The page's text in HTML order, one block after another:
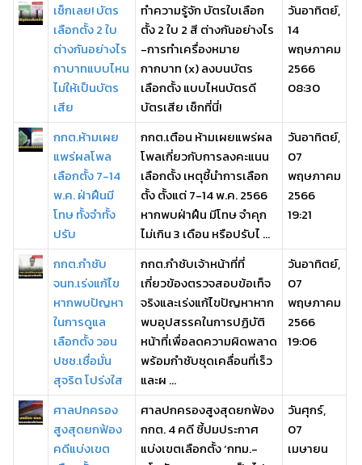
เช็กเลย! บัตร
เลือกตั้ง 2 ใบ
ต่างกันอย่างไร
กาบาทแบบไหน
ไม่ให้เป็นบัตร
เสีย
ทำความรู้จัก บัตรใบเลือก
ตั้ง 2 ใบ 2 สี ต่างกันอย่างไร
-การทำเครื่องหมาย
กากบาท (x) ลงบนบัตร
เลือกตั้ง แบบไหนบัตรดี
บัตรเสีย เช็กที่นี่!
วันอาทิตย์,
14
พฤษภาคม
2566
08:30
กกต.ห้ามเผย
แพร่ผลโพล
เลือกตั้ง 7-14
พ.ค. ฝ่าฝืนมี
โทษ ทั้งจำทั้ง
ปรับ
กกต.เตือน ห้ามเผยแพร่ผล
โพลเกี่ยวกับการลงคะแนน
เลือกตั้ง เหตุชี้นำการเลือก
ตั้ง ตั้งแต่ 7-14 พ.ค. 2566
หากพบฝ่าฝืน มีโทษ จําคุก
ไม่เกิน 3 เดือน หรือปรับไ ...
วันอาทิตย์,
07
พฤษภาคม
2566
19:21
กกต.กำชับ
จนท.เร่งแก้ไข
หากพบปัญหา
ในการดูแล
เลือกตั้ง วอน
ปชช.เชื่อมั่น
สุจริต โปร่งใส
กกต.กำชับเจ้าหน้าที่ที่
เกี่ยวข้องตรวจสอบข้อเท็จ
จริงและเร่งแก้ไขปัญหาหาก
พบอุปสรรคในการปฏิบัติ
หน้าที่เพื่อลดความผิดพลาด
พร้อมกำชับชุดเคลื่อนที่เร็ว
และผ ...
วันอาทิตย์,
07
พฤษภาคม
2566
19:06
ศาลปกครอง
สูงสุดยกฟ้อง
คดีแบ่งเขต
ศาลปกครองสูงสุดยกฟ้อง
กกต. 4 คดี ชี้ปมประกาศ
แบ่งเขตเลือกตั้ง ‘กทม.-
วันศุกร์,
07
เมษายน